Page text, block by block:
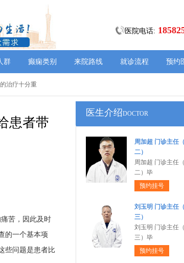
医院电话:
群 癫痫类别 来院路线 就诊流程 预约
治疗十分重
患者带
苦，因此及时
的一个基本项
些问题是患者比
医生介绍DOCTOR
周加超 门诊主任
二）
周加超 门诊主任
二）毕
预约挂号
刘玉明 门诊主任
三）
刘玉明 门诊主任
三）毕
预约挂号